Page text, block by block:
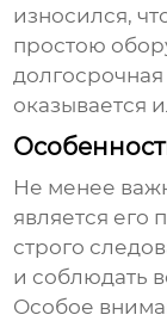
износился,
простою
оказывается
Не менее
является его
строго
и соблюдать
Особое